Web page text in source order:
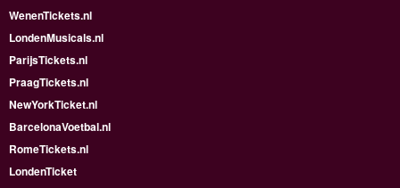
WenenTickets.nl
LondenMusicals.nl
ParijsTickets.nl
PraagTickets.nl
NewYorkTicket.nl
BarcelonaVoetbal.nl
RomeTickets.nl
LondenTicket